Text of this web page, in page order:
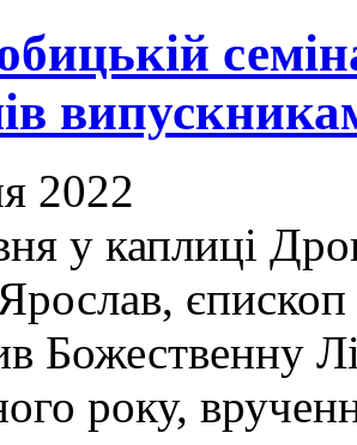
2022
у каплиці
Божественну
року,